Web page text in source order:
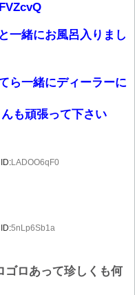
一緒にお風呂入りまし
ら一緒にディーラーに
も頑張って下さい
ID:LADOO6qF0
ID:5nLp6Sb1a
ゴロあって珍しくも何